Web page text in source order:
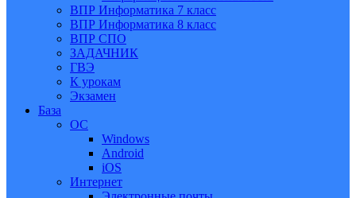
ВПР Информатика 7 класс
ВПР Информатика 8 класс
ВПР СПО
ЗАДАЧНИК
ГВЭ
К урокам
Экзамен
База
ОС
Windows
Android
iOS
Интернет